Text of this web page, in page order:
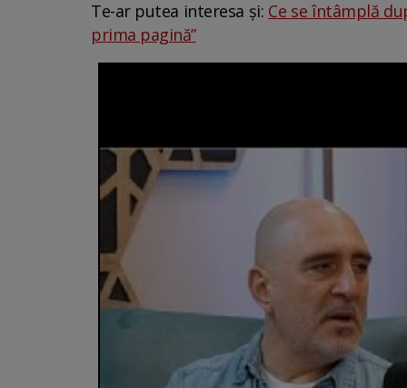
Te-ar putea interesa și: Ce se întâmplă
prima pagină”